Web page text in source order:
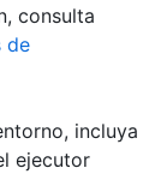
consulta
de
incluya
ejecutor